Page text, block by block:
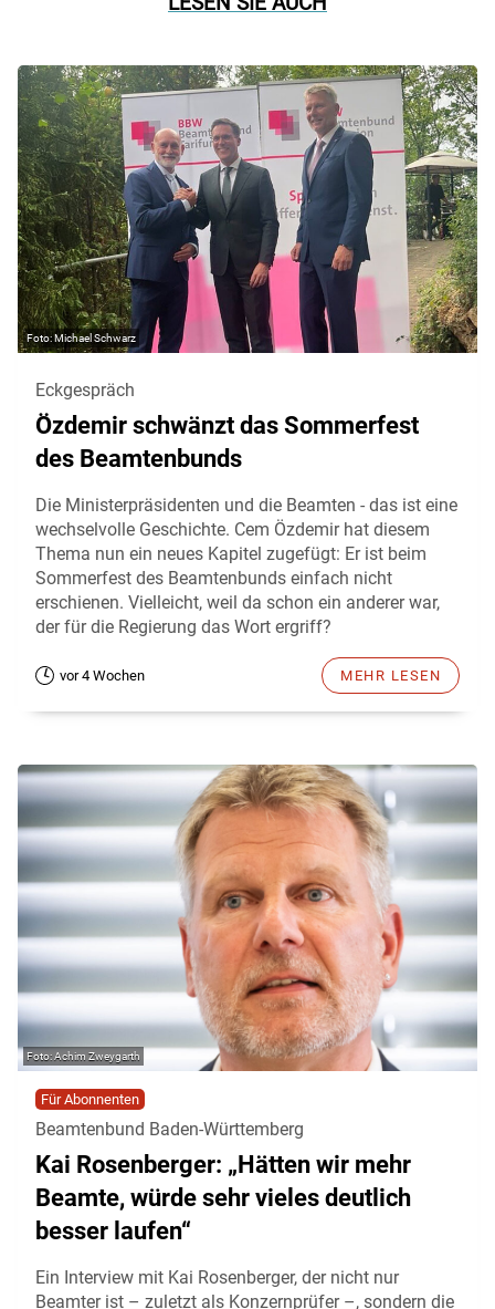
Michael Schwarz
Eckgespräch
Özdemir schwänzt das Sommerfest
des Beamtenbunds
Die Ministerpräsidenten und die Beamten - das ist eine
wechselvolle Geschichte. Cem Özdemir hat diesem
Thema nun ein neues Kapitel zugefügt: Er ist beim
Sommerfest des Beamtenbunds einfach nicht
erschienen. Vielleicht, weil da schon ein anderer war,
der für die Regierung das Wort ergriff?
vor 4 Wochen MEHR LESEN
Achim Zweygarth
Für Abonnenten
Beamtenbund Baden-Württemberg
Kai Rosenberger: „Hätten wir mehr
Beamte, würde sehr vieles deutlich
besser laufen“
Ein Interview mit Kai Rosenberger, der nicht nur
Beamter ist – zuletzt als Konzernprüfer –, sondern die